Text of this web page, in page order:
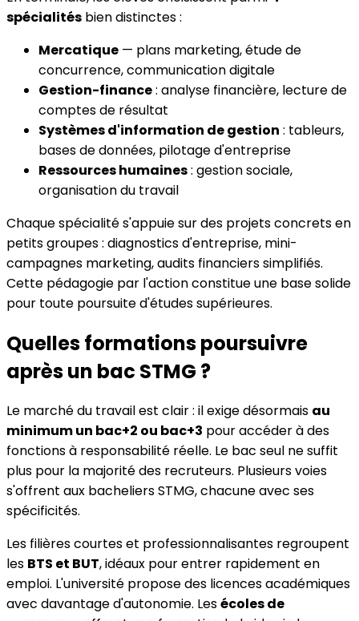
spécialités bien distinctes :
Mercatique — plans marketing, étude de
concurrence, communication digitale
Gestion-finance: analyse financière, lecture de
comptes de résultat
Systèmes d'information de gestion : tableurs,
bases de données, pilotage d'entreprise
Ressources humaines: gestion sociale,
organisation du travail
Chaque spécialité s'appuie sur des projets concrets en
petits groupes : diagnostics d'entreprise, mini-
campagnes marketing, audits financiers simplifiés.
Cette pédagogie par l'action constitue une base solide
pour toute poursuite d'études supérieures.
Quelles formations poursuivre
après un bac STMG ?
Le marché du travail est clair : il exige désormais au
minimum un bac+2 ou bac+3 pour accéder à des
fonctions à responsabilité réelle. Le bac seul ne suffit
plus pour la majorité des recruteurs. Plusieurs voies
s'offrent aux bacheliers STMG, chacune avec ses
spécificités.
Les filières courtes et professionnalisantes regroupent
les BTS et BUT, idéaux pour entrer rapidement en
emploi. L'université propose des licences académiques
avec davantage d'autonomie. Lesécoles de